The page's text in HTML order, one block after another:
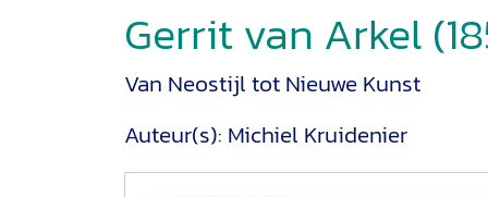
Gerrit van Arkel
Van Neostijl tot Nieuwe Kunst
Auteur(s): Michiel Kruidenier